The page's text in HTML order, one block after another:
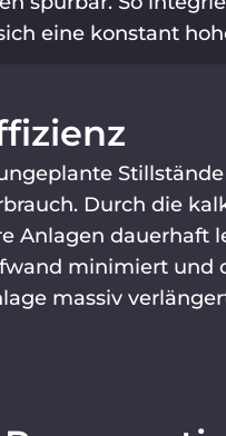
eine konstant
Durch die
Anlagen dauerhaft
minimiert und
massiv